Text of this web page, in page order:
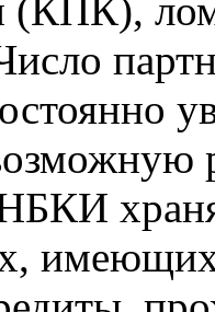
(КПК),